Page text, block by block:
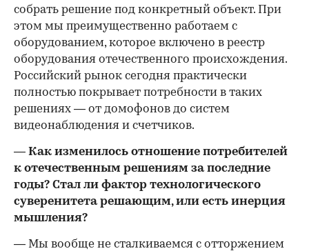
собрать решение под конкретный объект. При
этом мы преимущественно работаем с
оборудованием, которое включено в реестр
оборудования отечественного происхождения.
Российский рынок сегодня практически
полностью покрывает потребности в таких
решениях — от домофонов до систем
видеонаблюдения и счетчиков.
— Как изменилось отношение потребителей
к отечественным решениям за последние
годы? Стал ли фактор технологического
суверенитета решающим, или есть инерция
мышления?
— Мы вообще не сталкиваемся с отторжением